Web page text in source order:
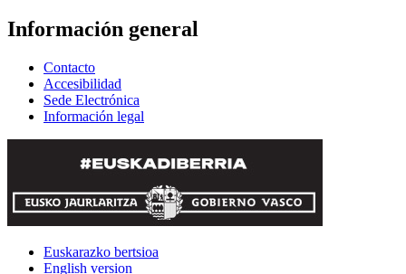
Información general
Contacto
Accesibilidad
Sede Electrónica
Información legal
Euskarazko bertsioa
English version